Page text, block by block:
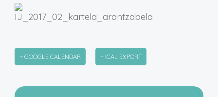
+ GOOGLE CALENDAR + ICAL EXPORT